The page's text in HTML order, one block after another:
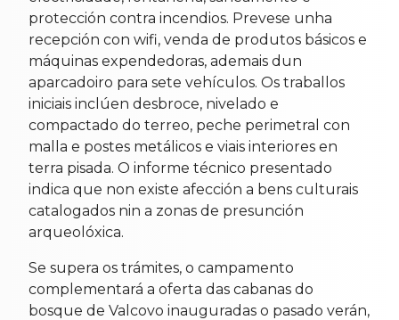
protección contra incendios. Prevese unha
recepción con wifi, venda de produtos básicos e
máquinas expendedoras, ademais dun
aparcadoiro para sete vehículos. Os traballos
iniciais inclúen desbroce, nivelado e
compactado do terreo, peche perimetral con
malla e postes metálicos e viais interiores en
terra pisada. O informe técnico presentado
indica que non existe afección a bens culturais
catalogados nin a zonas de presunción
arqueolóxica.
Se supera os trámites, o campamento
complementará a oferta das cabanas do
bosque de Valcovo inauguradas o pasado verán,